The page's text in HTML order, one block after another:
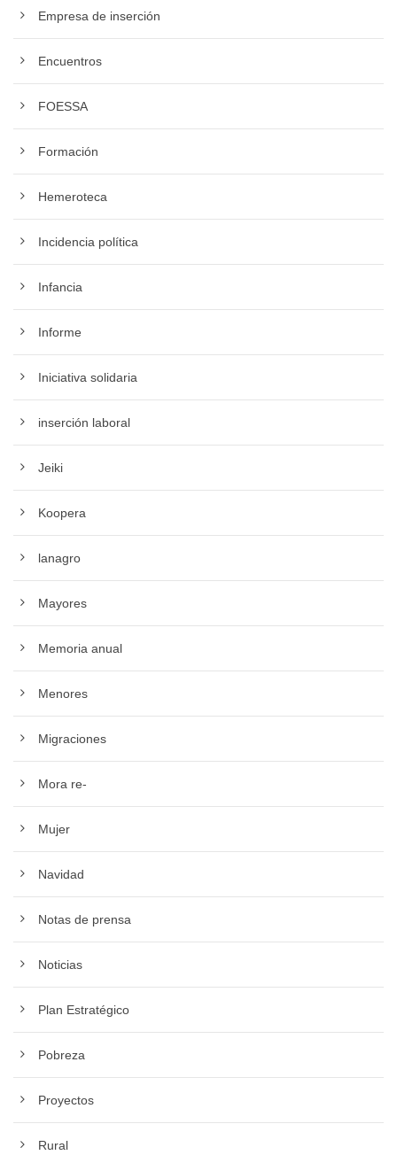
Empresa de inserción
Encuentros
FOESSA
Formación
Hemeroteca
Incidencia política
Infancia
Informe
Iniciativa solidaria
inserción laboral
Jeiki
Koopera
lanagro
Mayores
Memoria anual
Menores
Migraciones
Mora re-
Mujer
Navidad
Notas de prensa
Noticias
Plan Estratégico
Pobreza
Proyectos
Rural